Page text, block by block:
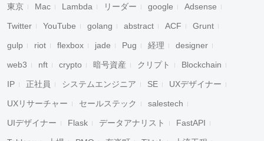
東京 Mac Lambda リーダー google Adsense
Twitter YouTube golang abstract ACF Grunt
gulp riot flexbox jade Pug 経理 designer
web3 nft crypto 暗号資産 クリプト Blockchain
IP 正社員 システムエンジニア SE UXデザイナー
UXリサーチャー セールステック salestech
UIデザイナー Flask データアナリスト FastAPI